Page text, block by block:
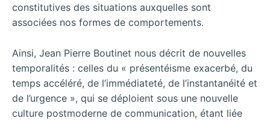
constitutives des situations auxquelles sont
associées nos formes de comportements.
Ainsi, Jean Pierre Boutinet nous décrit de nouvelles
temporalités : celles du « présentéisme exacerbé, du
temps accéléré, de l’immédiateté, de l’instantanéité et
de l’urgence », qui se déploient sous une nouvelle
culture postmoderne de communication, étant liée